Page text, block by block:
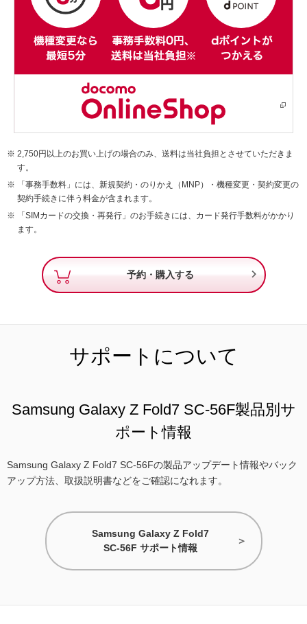
2,750円以上のお買い上げの場合のみ、送料は当社負担とさせていただきま
す。
「事務手数料」には、新規契約・のりかえ（MNP）・機種変更・契約変更の
契約手続きに伴う料金が含まれます。
「SIMカードの交換・再発行」のお手続きには、カード発行手数料がかかり
ます。
予約・購入する 
サポートについて
Samsung Galaxy Z Fold7 SC-56F製品別サ
ポート情報
Samsung Galaxy Z Fold7 SC-56Fの製品アップデート情報やバック
アップ方法、取扱説明書などをご確認になれます。
Samsung Galaxy Z Fold7
SC-56F サポート情報